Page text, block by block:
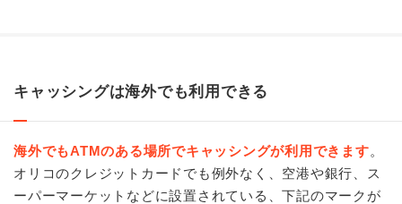
キャッシングは海外でも利用できる
海外でもATMのある場所でキャッシングが利用できます。
オリコのクレジットカードでも例外なく、空港や銀行、ス
ーパーマーケットなどに設置されている、下記のマークが